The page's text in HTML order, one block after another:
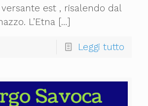
est , risalendo dal
L’Etna […]
Leggi tutto